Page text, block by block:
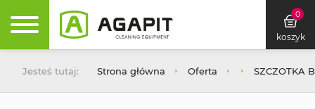
0
koszyk
Jesteś tutaj: Strona główna Oferta SZCZOTKA